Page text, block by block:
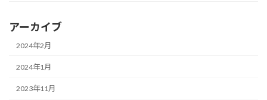
アーカイブ
2024年2月
2024年1月
2023年11月